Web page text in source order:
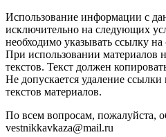
Использование информации с
исключительно на следующих
необходимо указывать ссылку на
При использовании материалов
текстов. Текст должен
Не допускается удаление
текстов материалов.
По всем вопросам, пожалуйста,
vestnikkavkaza@mail.ru